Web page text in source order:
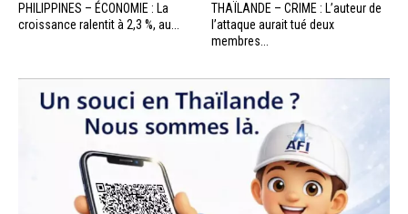
PHILIPPINES – ÉCONOMIE : La
croissance ralentit à 2,3 %, au...
THAÏLANDE – CRIME : L’auteur de
l’attaque aurait tué deux
membres...